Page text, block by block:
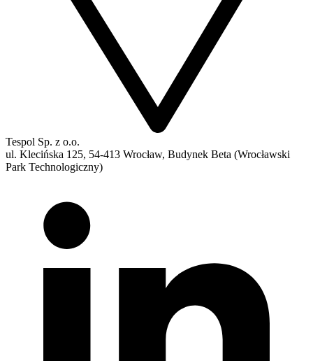
Tespol Sp. z o.o.
ul. Klecińska 125, 54-413 Wrocław, Budynek Beta (Wrocławski
Park Technologiczny)